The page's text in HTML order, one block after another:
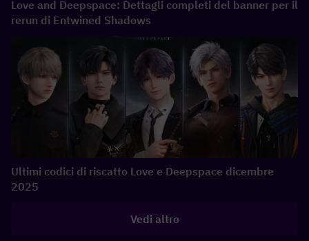
Love and Deepspace: Dettagli completi del banner per il
rerun di Entwined Shadows
Ultimi codici di riscatto Love e Deepspace dicembre
2025
Vedi altro